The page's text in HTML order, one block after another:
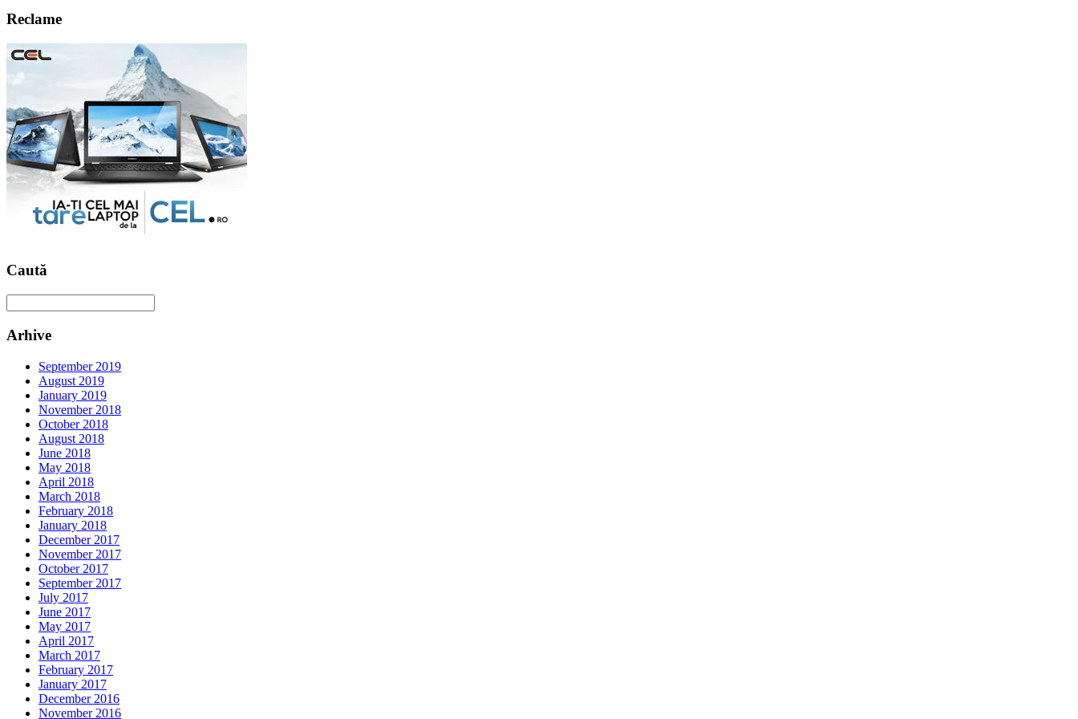
Reclame
Caută
Arhive
September 2019
August 2019
January 2019
November 2018
October 2018
August 2018
June 2018
May 2018
April 2018
March 2018
February 2018
January 2018
December 2017
November 2017
October 2017
September 2017
July 2017
June 2017
May 2017
April 2017
March 2017
February 2017
January 2017
December 2016
November 2016